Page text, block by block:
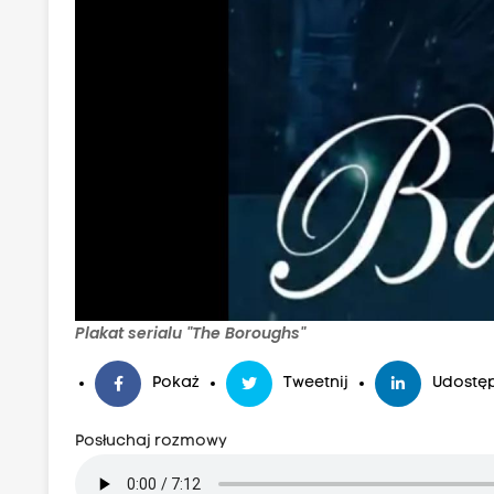
Plakat serialu "The Boroughs"
Pokaż Tweetnij
Posłuchaj rozmowy